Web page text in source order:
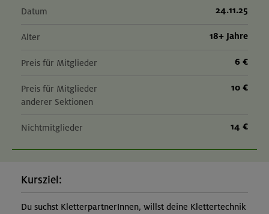
Datum 24.11.25
Alter 18+ Jahre
Preis für Mitglieder 6 €
Preis für Mitglieder
anderer Sektionen
10 €
Nichtmitglieder 14 €
Kursziel:
Du suchst KletterpartnerInnen, willst deine Klettertechnik